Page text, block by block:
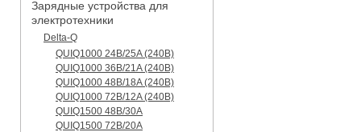
Зарядные устройства для
электротехники
Delta-Q
QUIQ1000 24B/25A (240B)
QUIQ1000 36B/21A (240B)
QUIQ1000 48B/18A (240B)
QUIQ1000 72B/12A (240B)
QUIQ1500 48B/30A
QUIQ1500 72B/20A